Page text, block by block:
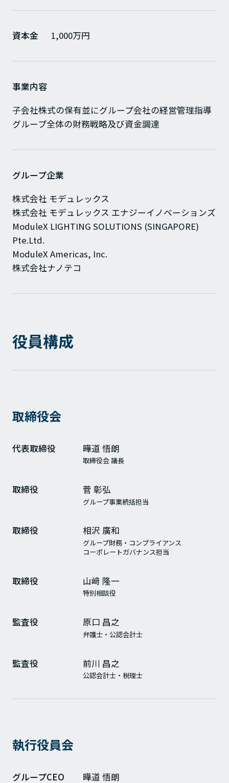
資本金 1,000万円
事業内容
子会社株式の保有並にグループ会社の経営管理指導
グループ全体の財務戦略及び資金調達
グループ企業
株式会社 モデュレックス
株式会社 モデュレックス エナジーイノベーションズ
ModuleX LIGHTING SOLUTIONS (SINGAPORE)
Pte.Ltd.
ModuleX Americas, Inc.
株式会社ナノテコ
役員構成
取締役会
代表取締役 曄道 悟朗
取締役会 議長
取締役 菅 彰弘
グループ事業統括担当
取締役 相沢 廣和
グループ財務・コンプライアンス
コーポレートガバナンス担当
取締役 山﨑 隆一
特別相談役
監査役 原口 昌之
弁護士・公認会計士
監査役 前川 昌之
公認会計士・税理士
執行役員会
グループCEO 曄道 悟朗